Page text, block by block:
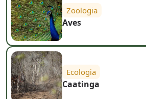
Zoologia
Aves
Ecologia
Caatinga